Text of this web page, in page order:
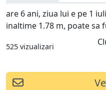
are 6 ani, ziua lui e pe 1
inaltime 1.78 m, poate sa
525 vizualizari